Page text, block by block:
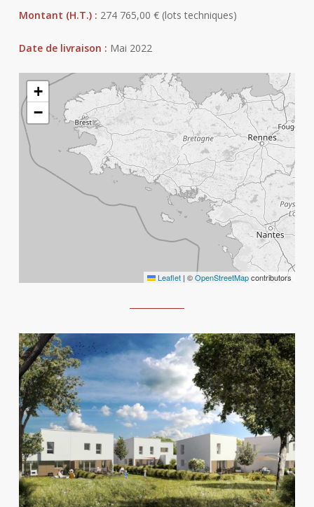
Montant (H.T.) : 274 765,00 € (lots techniques)
Date de livraison : Mai 2022
+
−
Leaflet | ©OpenStreetMapcontributors